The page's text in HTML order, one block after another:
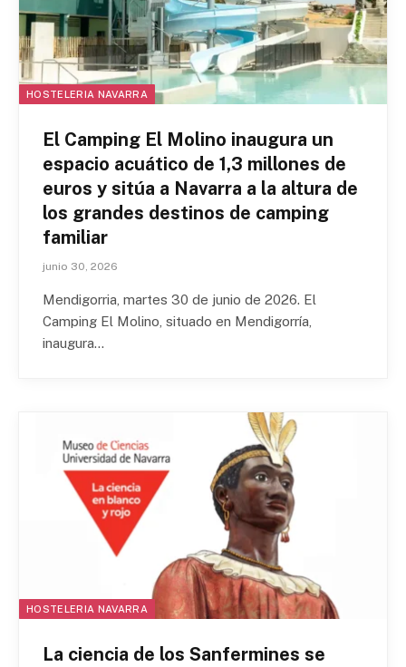
HOSTELERIA NAVARRA
El Camping El Molino inaugura un
espacio acuático de 1,3 millones de
euros y sitúa a Navarra a la altura de
los grandes destinos de camping
familiar
junio 30, 2026
Mendigorria, martes 30 de junio de 2026. El
Camping El Molino, situado en Mendigorría,
inaugura…
HOSTELERIA NAVARRA
La ciencia de los Sanfermines se